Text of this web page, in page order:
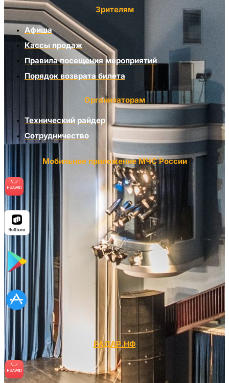
Зрителям
Афиша
Кассы продаж
Правила посещения мероприятий
Порядок возврата билета
Организаторам
Технический райдер
Сотрудничество
Мобильное приложение МЧС России
РАДАР.НФ